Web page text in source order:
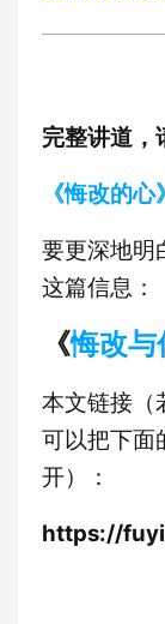
完整讲道，
《悔改的心》
要更深地明
这篇信息：
《悔改与
本文链接（
可以把下面
开）：
https://